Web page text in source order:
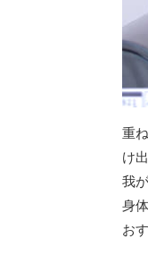
重
け
我
身
お